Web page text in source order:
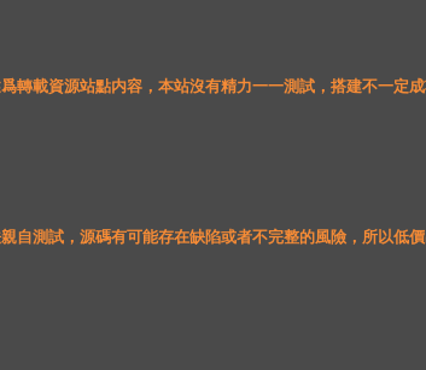
載資源站點内容，本站沒有精力一一測試，搭建不一定成
自測試，源碼有可能存在缺陷或者不完整的風險，所以